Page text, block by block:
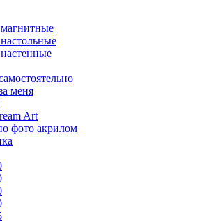
меня
Art
фото акрилом